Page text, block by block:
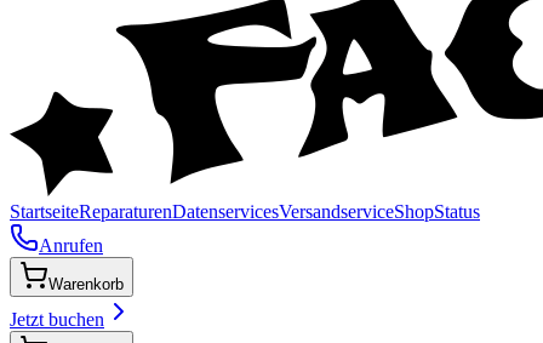
StartseiteReparaturenDatenservicesVersandserviceShopStatus
Anrufen
Warenkorb
Jetzt buchen